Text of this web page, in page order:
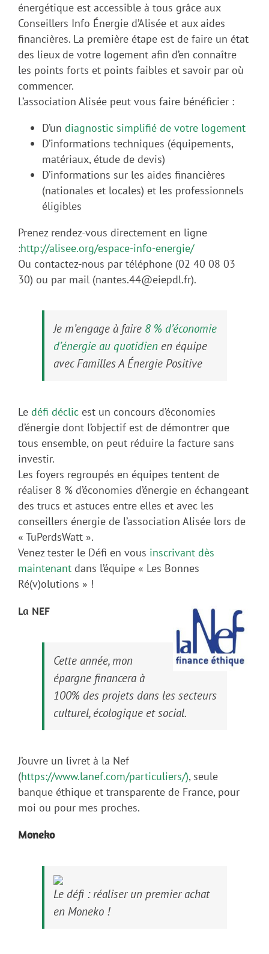
énergétique est accessible à tous grâce aux
Conseillers Info Énergie d’Alisée et aux aides
financières. La première étape est de faire un état
des lieux de votre logement afin d’en connaître
les points forts et points faibles et savoir par où
commencer.
L’association Alisée peut vous faire bénéficier :
D’un diagnostic simplifié de votre logement
D’informations techniques (équipements,
matériaux, étude de devis)
D’informations sur les aides financières
(nationales et locales) et les professionnels
éligibles
Prenez rendez-vous directement en ligne
:http://alisee.org/espace-info-energie/
Ou contactez-nous par téléphone (02 40 08 03
30) ou par mail (nantes.44@eiepdl.fr).
Je m’engage à faire 8 % d’économie
d’énergie au quotidien en équipe
avec Familles A Énergie Positive
Le défi déclic est un concours d’économies
d’énergie dont l’objectif est de démontrer que
tous ensemble, on peut réduire la facture sans
investir.
Les foyers regroupés en équipes tentent de
réaliser 8 % d’économies d’énergie en échangeant
des trucs et astuces entre elles et avec les
conseillers énergie de l’association Alisée lors de
« TuPerdsWatt ».
Venez tester le Défi en vous inscrivant dès
maintenant dans l’équipe « Les Bonnes
Ré(v)olutions » !
La NEF
Cette année, mon
épargne financera à
100% des projets dans les secteurs
culturel, écologique et social.
J’ouvre un livret à la Nef
(https://www.lanef.com/particuliers/), seule
banque éthique et transparente de France, pour
moi ou pour mes proches.
Moneko
Le défi : réaliser un premier achat
en Moneko !